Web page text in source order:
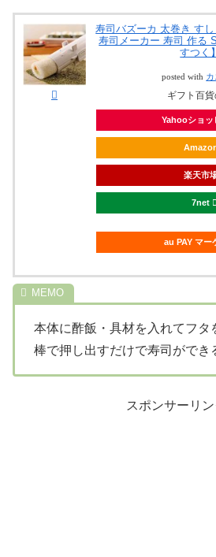
寿司バズーカ 太巻き す
寿司メーカー 寿司 作る
すつく】
posted with
ギフト百
Yahooショッ
楽天市
7net
au PAY マー
本体に酢飯・具材を入れてフタ
棒で押し出すだけで寿司ができ
スポンサーリン